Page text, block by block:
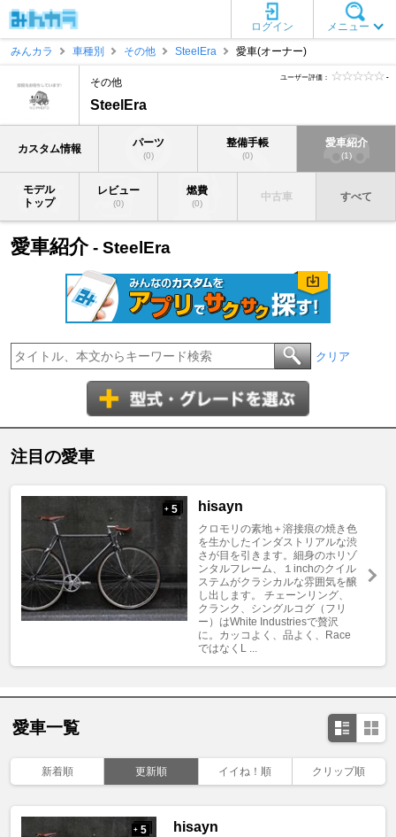
メニュー
ログイン
みんカラ
車種別 その他 SteelEra 愛車(オーナー)
その他
SteelEra
ユーザー評価： -
カスタム情報 パーツ
(0)
整備手帳
(0)
愛車紹介
(1)
モデル
トップ
レビュー
(0)
燃費
(0)
中古車 すべて
愛車紹介- SteelEra
クリア
注目の愛車
+ 5 hisayn
クロモリの素地＋溶接痕の焼き色
を生かしたインダストリアルな渋
さが目を引きます。細身のホリゾ
ンタルフレーム、１inchのクイル
ステムがクラシカルな雰囲気を醸
し出します。 チェーンリング、
クランク、シングルコグ（フリ
ー）はWhite Industriesで贅沢
に。カッコよく、品よく、Race
ではなくL ...
愛車一覧
新着順 更新順 イイね！順 クリップ順
+ 5 hisayn